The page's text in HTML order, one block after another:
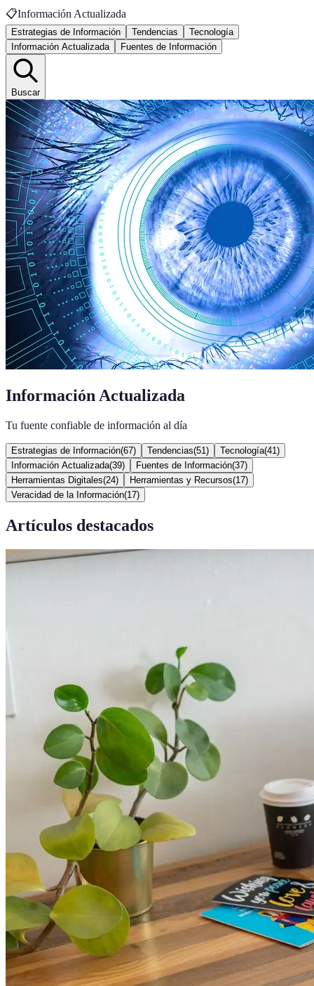
📋Información Actualizada
Estrategias de Información Tendencias
Tecnología
Información Actualizada
Fuentes de Información
Buscar
Información Actualizada
Tu fuente confiable de información al día
Estrategias de Información(67) Tendencias(51 ) Tecnología(41 )
Información Actualizada(39) Fuentes de Información(37)
Herramientas Digitales(24) Herramientas y Recursos(17)
Veracidad de la Información(17)
Artículos destacados